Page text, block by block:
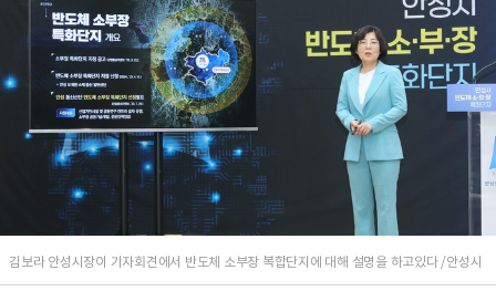
김보라 안성시장이 기자회견에서 반도체 소부장 복합단지에 대해 설명을 하고있다 /안성시